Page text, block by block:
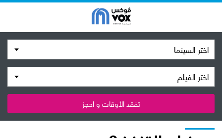
اختر السينما
اختر الفيلم
تفقد الأوقات و احجز